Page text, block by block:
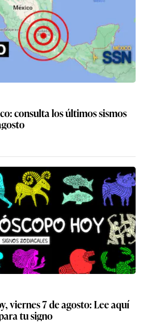
consulta los últimos sismos
viernes 7 de agosto: Lee aquí
tu signo